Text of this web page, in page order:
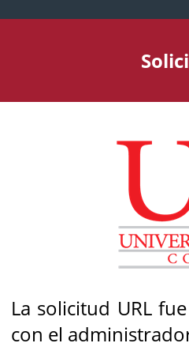
La solicitud URL
con el